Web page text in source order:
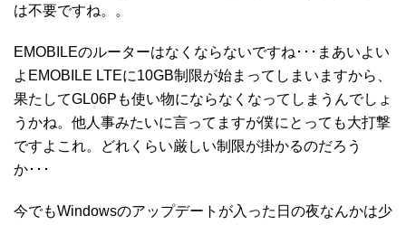
は不要ですね。。
EMOBILEのルーターはなくならないですね･･･まあいよい
よEMOBILE LTEに10GB制限が始まってしまいますから、
果たしてGL06Pも使い物にならなくなってしまうんでしょ
うかね。他人事みたいに言ってますが僕にとっても大打撃
ですよこれ。どれくらい厳しい制限が掛かるのだろう
か･･･
今でもWindowsのアップデートが入った日の夜なんかは少